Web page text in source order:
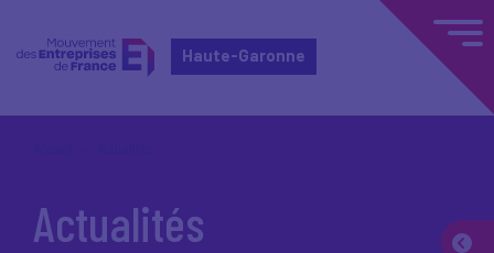
Haute-Garonne
Actualités